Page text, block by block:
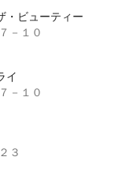
ビューティー
－１０
イ
－１０
３